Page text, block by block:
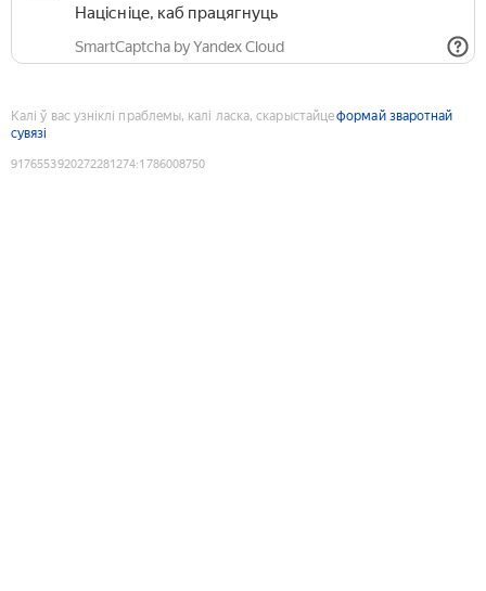
Націсніце, каб працягнуць
SmartCaptcha by Yandex Cloud
Калі ў вас узніклі праблемы, калі ласка, скарыстайцеформай зваротнай
сувязі
9176553920272281274:1786008750